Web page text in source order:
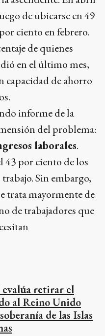
de ubicarse en 49
ciento en febrero.
de quienes
en el último mes,
capacidad de ahorro
informe de la
del problema:
laborales.
43 por ciento de los
Sin embargo,
trata mayormente de
de trabajadores que
evalúa retirar el
al Reino Unido
de las Islas